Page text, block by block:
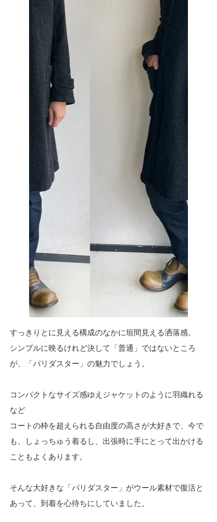
すっきりとに見える構成のなかに垣間見える洒落感。
シンプルに映るけれど決して「普通」ではないところ
が、「パリダスター」の魅力でしょう。
コンパクトなサイズ感ゆえジャケットのように羽織れる
など
コートの枠を超えられる自由度の高さが大好きで、今で
も、しょっちゅう着るし、出張時に手にとって出かける
こともよくあります。
そんな大好きな「パリダスター」がウール素材で復活と
あって、到着を心待ちにしていました。